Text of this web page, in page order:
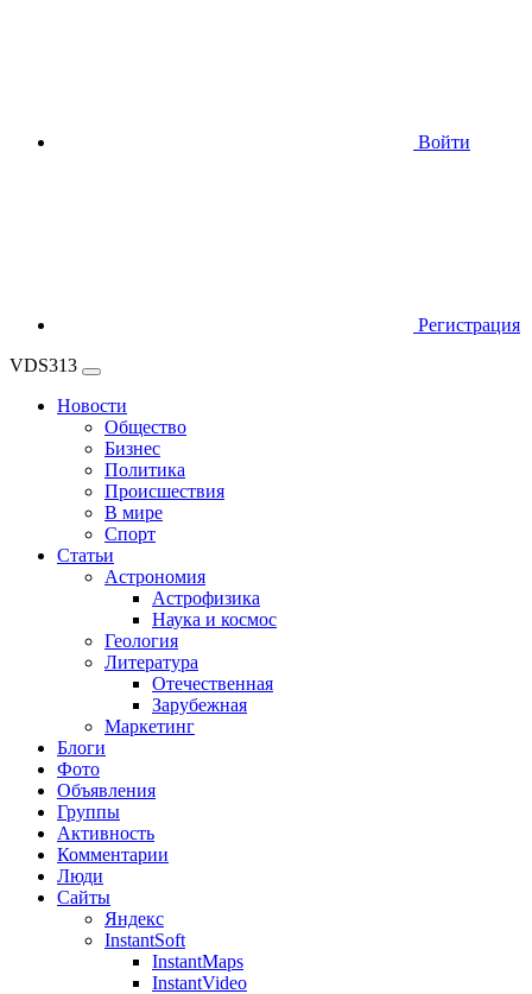
Войти
Регистрация
VDS313
Новости
Общество
Бизнес
Политика
Происшествия
В мире
Спорт
Статьи
Астрономия
Астрофизика
Наука и космос
Геология
Литература
Отечественная
Зарубежная
Маркетинг
Блоги
Фото
Объявления
Группы
Активность
Комментарии
Люди
Сайты
Яндекс
InstantSoft
InstantMaps
InstantVideo